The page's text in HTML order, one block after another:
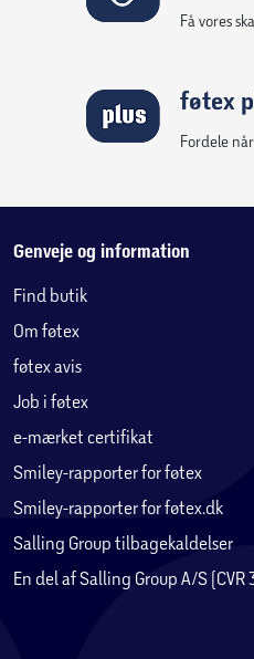
Få vores
føtex
Fordele
Genveje og information
Find butik
Om føtex
føtex avis
Job i føtex
e-mærket certifikat
Smiley-rapporter for føtex
Smiley-rapporter for føtex.dk
Salling Group tilbagekaldelser
En del af Salling Group A/S (CVR